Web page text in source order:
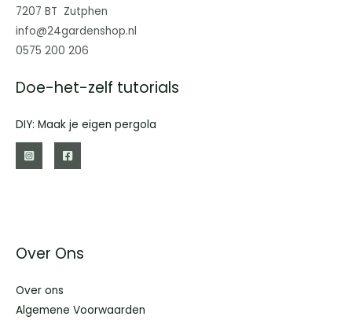
7207 BT Zutphen
info@24gardenshop.nl
0575 200 206
Doe-het-zelf tutorials
DIY: Maak je eigen pergola
Over Ons
Over ons
Algemene Voorwaarden